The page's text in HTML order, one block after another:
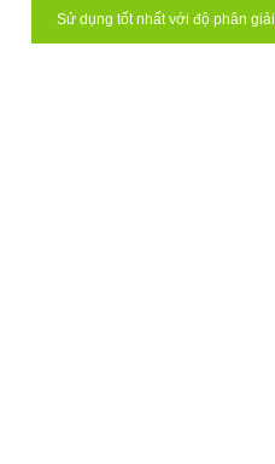
Sử dụng tốt nhất với độ phân giải